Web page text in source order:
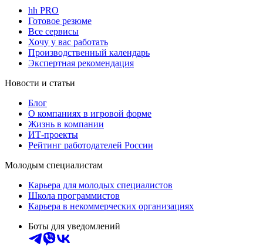
hh PRO
Готовое резюме
Все сервисы
Хочу у вас работать
Производственный календарь
Экспертная рекомендация
Новости и статьи
Блог
О компаниях в игровой форме
Жизнь в компании
ИТ-проекты
Рейтинг работодателей России
Молодым специалистам
Карьера для молодых специалистов
Школа программистов
Карьера в некоммерческих организациях
Боты для уведомлений